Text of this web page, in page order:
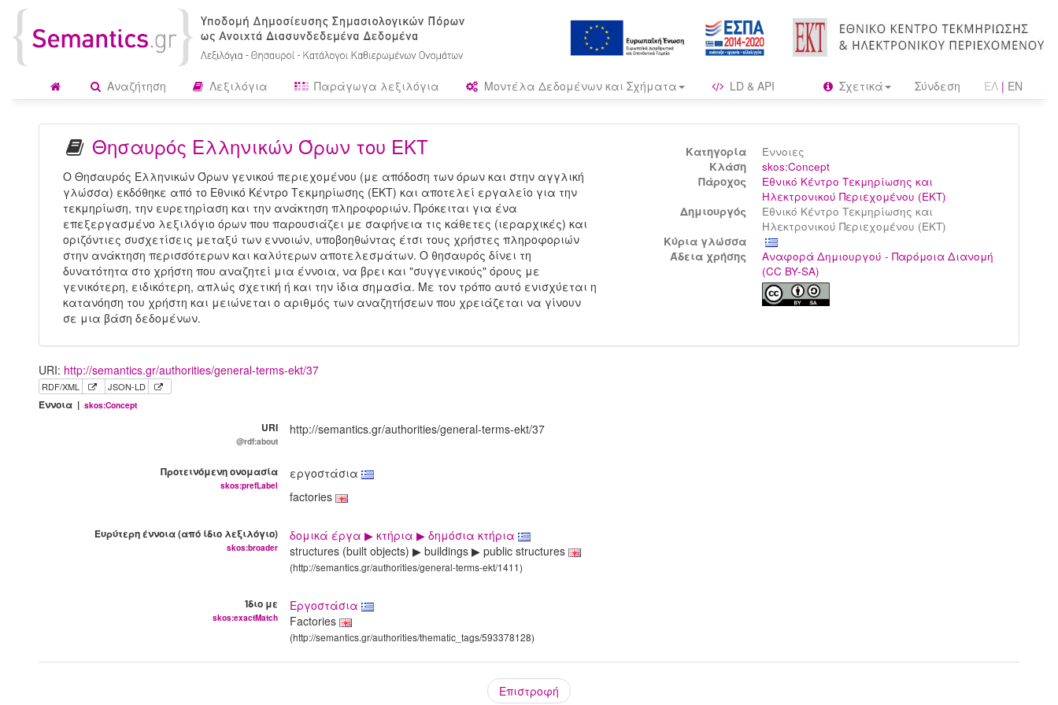
Αναζήτηση Λεξιλόγια Παράγωγα λεξιλόγια Μοντέλα Δεδομένων και Σχήματα LD & API Σχετικά Σύνδεση ΕΛ | EN
Θησαυρός Ελληνικών Όρων του ΕΚΤ
Ο Θησαυρός Ελληνικών Όρων γενικού περιεχομένου (με απόδοση των όρων και στην αγγλική
γλώσσα) εκδόθηκε από το Εθνικό Κέντρο Τεκμηρίωσης (ΕΚΤ) και αποτελεί εργαλείο για την
τεκμηρίωση, την ευρετηρίαση και την ανάκτηση πληροφοριών. Πρόκειται για ένα
επεξεργασμένο λεξιλόγιο όρων που παρουσιάζει με σαφήνεια τις κάθετες (ιεραρχικές) και
οριζόντιες συσχετίσεις μεταξύ των εννοιών, υποβοηθώντας έτσι τους χρήστες πληροφοριών
στην ανάκτηση περισσότερων και καλύτερων αποτελεσμάτων. Ο θησαυρός δίνει τη
δυνατότητα στο χρήστη που αναζητεί μια έννοια, να βρει και "συγγενικούς" όρους με
γενικότερη, ειδικότερη, απλώς σχετική ή και την ίδια σημασία. Με τον τρόπο αυτό ενισχύεται η
κατανόηση του χρήστη και μειώνεται ο αριθμός των αναζητήσεων που χρειάζεται να γίνουν
σε μια βάση δεδομένων.
Κατηγορία
Έννοιες
Kλάση
skos:Concept
Πάροχος
Εθνικό Κέντρο Τεκμηρίωσης και
Ηλεκτρονικού Περιεχομένου (ΕΚΤ)
Δημιουργός
Εθνικό Κέντρο Τεκμηρίωσης και
Ηλεκτρονικού Περιεχομένου (ΕΚΤ)
Κύρια γλώσσα
Άδεια χρήσης
Αναφορά Δημιουργού - Παρόμοια Διανομή
(CC BY-SA)
URI: http://semantics.gr/authorities/general-terms-ekt/37
RDF/XML JSON-LD
Έννοια | skos:Concept
URI
@rdf:about
http://semantics.gr/authorities/general-terms-ekt/37
Προτεινόμενη ονομασία
skos:prefLabel
εργοστάσια
factories
Ευρύτερη έννοια (από ίδιο λεξιλόγιο)
skos:broader
δομικά έργα ▶ κτήρια ▶ δημόσια κτήρια
structures (built objects) ▶ buildings ▶ public structures
(http://semantics.gr/authorities/general-terms-ekt/1411)
Ίδιο με
skos:exactMatch
Εργοστάσια
Factories
(http://semantics.gr/authorities/thematic_tags/593378128)
Επιστροφή